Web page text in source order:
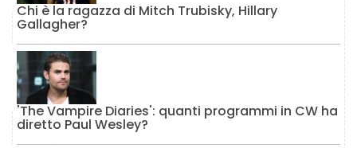
Chi è la ragazza di Mitch Trubisky, Hillary
Gallagher?
'The Vampire Diaries': quanti programmi in CW ha
diretto Paul Wesley?